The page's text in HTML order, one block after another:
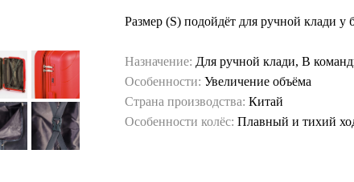
Размер (S) подойдёт для ручной клади
Назначение: Для ручной клади, В
Особенности: Увеличение объёма
Страна производства: Китай
Особенности колёс: Плавный и тихий